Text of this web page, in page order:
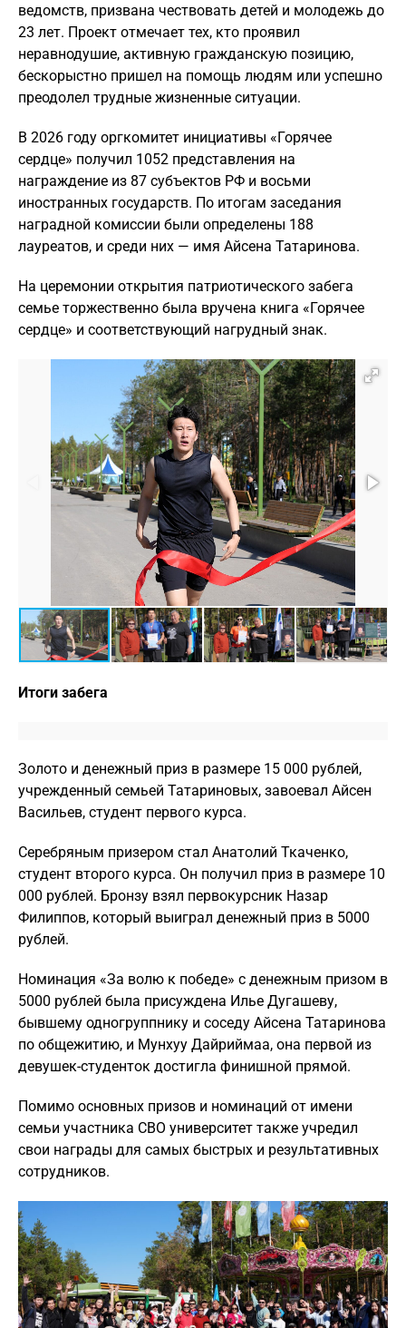
ведомств, призвана чествовать детей и молодежь до
23 лет. Проект отмечает тех, кто проявил
неравнодушие, активную гражданскую позицию,
бескорыстно пришел на помощь людям или успешно
преодолел трудные жизненные ситуации.
В 2026 году оргкомитет инициативы «Горячее
сердце» получил 1052 представления на
награждение из 87 субъектов РФ и восьми
иностранных государств. По итогам заседания
наградной комиссии были определены 188
лауреатов, и среди них — имя Айсена Татаринова.
На церемонии открытия патриотического забега
семье торжественно была вручена книга «Горячее
сердце» и соответствующий нагрудный знак.
Итоги забега
Золото и денежный приз в размере 15 000 рублей,
учрежденный семьей Татариновых, завоевал Айсен
Васильев, студент первого курса.
Серебряным призером стал Анатолий Ткаченко,
студент второго курса. Он получил приз в размере 10
000 рублей. Бронзу взял первокурсник Назар
Филиппов, который выиграл денежный приз в 5000
рублей.
Номинация «За волю к победе» с денежным призом в
5000 рублей была присуждена Илье Дугашеву,
бывшему одногруппнику и соседу Айсена Татаринова
по общежитию, и Мунхуу Дайриймаа, она первой из
девушек-студенток достигла финишной прямой.
Помимо основных призов и номинаций от имени
семьи участника СВО университет также учредил
свои награды для самых быстрых и результативных
сотрудников.